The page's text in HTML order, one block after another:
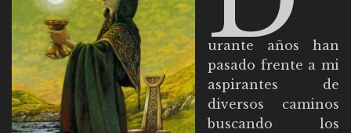
urante años han
pasado frente a mi
aspirantes de
diversos caminos
buscando los